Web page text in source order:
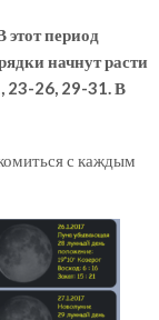
период
начнут расти
23-26, 29-31. В
с каждым